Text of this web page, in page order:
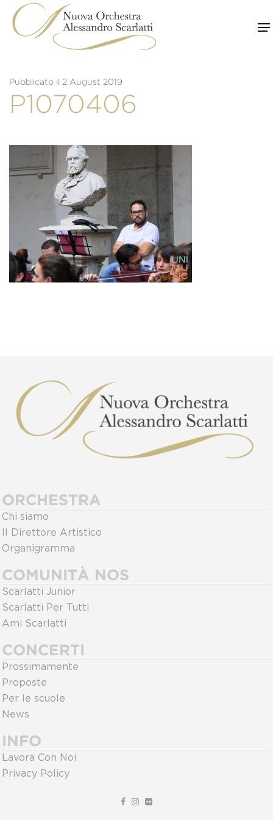
content
Pubblicato il 2 August 2019
P1070406
ORCHESTRA
Chi siamo
Il Direttore Artistico
Organigramma
COMUNITÀ NOS
Scarlatti Junior
Scarlatti Per Tutti
Ami Scarlatti
CONCERTI
Prossimamente
Proposte
Per le scuole
News
INFO
Lavora Con Noi
Privacy Policy